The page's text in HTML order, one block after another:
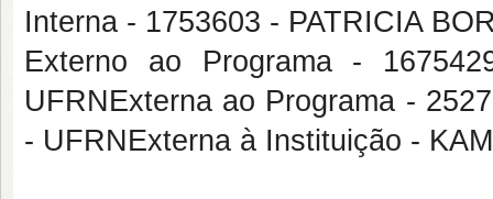
Interna - 1753603 - PATRICIA
Externo ao Programa -
UFRNExterna ao Programa -
- UFRNExterna à Instituição -